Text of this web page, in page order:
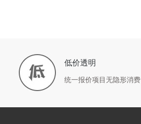
低价透明
统一报价项目无隐形消费